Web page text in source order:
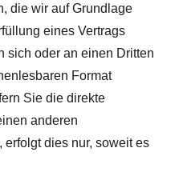
die wir auf Grundlage
eines Vertrags
sich oder an einen Dritten
Format
Sie die direkte
anderen
dies nur, soweit es